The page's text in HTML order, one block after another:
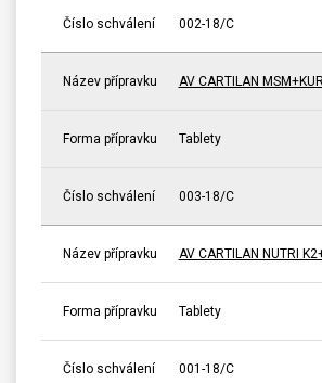
Číslo schválení 002-18/C
Název přípravku AV CARTILAN
Forma přípravku Tablety
Číslo schválení 003-18/C
Název přípravku AV CARTILAN NUTRI
Forma přípravku Tablety
Číslo schválení 001-18/C